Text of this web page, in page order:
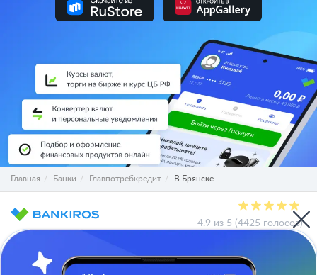
Главная Банки Главпотребкредит В Брянске
4.9 из 5 (4425 голосов)